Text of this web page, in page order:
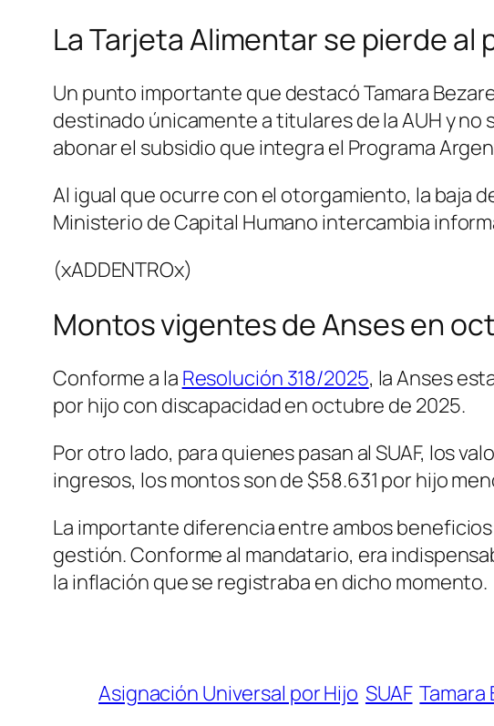
La Tarjeta Alimentar se pierde al
Un punto importante que destacó Tamara
destinado únicamente a titulares de la AUH y no
abonar el subsidio que integra el Programa
Al igual que ocurre con el otorgamiento, la baja
Ministerio de Capital Humano intercambia
(xADDENTROx)
Montos vigentes de Anses en
Conforme a la Resolución 318/2025, la Anses
por hijo con discapacidad en octubre de 2025.
Por otro lado, para quienes pasan al SUAF, los
ingresos, los montos son de $58.631 por hijo
La importante diferencia entre ambos
gestión. Conforme al mandatario, era
la inflación que se registraba en dicho momento.
Asignación Universal por Hijo SUAF Tamara